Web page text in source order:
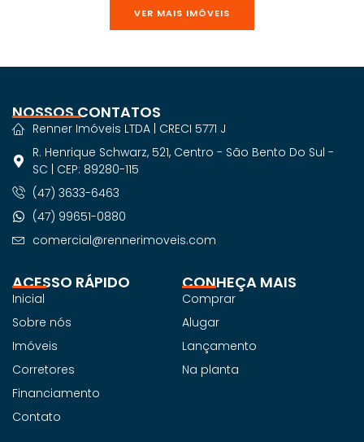
VER MAIS IMÓVEIS
ACESSO RÁPIDO
Inicial
Sobre nós
Imóveis
Corretores
Financiamento
Contato
CONHEÇA MAIS
Comprar
Alugar
Lançamento
Na planta
NOSSOS CONTATOS
Renner Imóveis LTDA | CRECI 5771 J
R. Henrique Schwarz, 521, Centro - São Bento Do Sul -
SC | CEP: 89280-115
(47) 3633-6463
(47) 99651-0880
comercial@rennerimoveis.com